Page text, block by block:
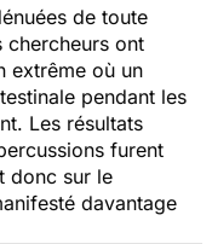
de toute
chercheurs ont
extrême où un
pendant les
Les résultats
furent
donc sur le
davantage